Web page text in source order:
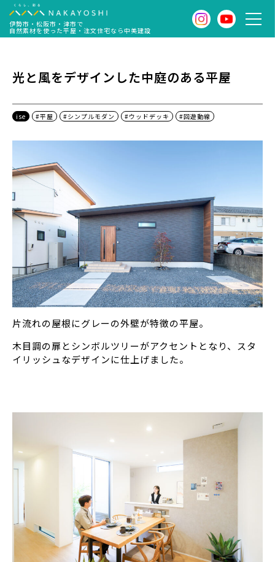
伊勢市・松阪市・津市で
自然素材を使った平屋・注文住宅なら中美建設
光と風をデザインした中庭のある平屋
ise #平屋 #シンプルモダン #ウッドデッキ #回遊動線
片流れの屋根にグレーの外壁が特徴の平屋。
木目調の扉とシンボルツリーがアクセントとなり、スタ
イリッシュなデザインに仕上げました。